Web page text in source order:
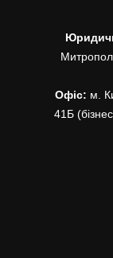
Офіс: м.
41Б